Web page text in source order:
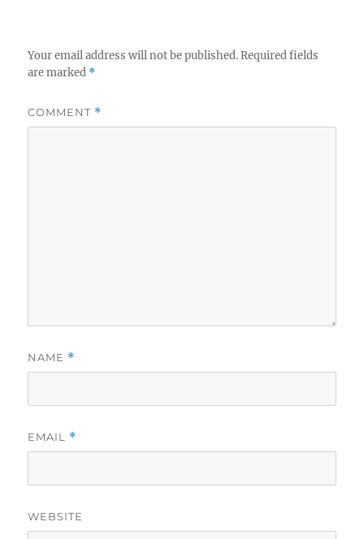
Your email address will not be published. Required fields
are marked *
COMMENT *
NAME *
EMAIL *
WEBSITE